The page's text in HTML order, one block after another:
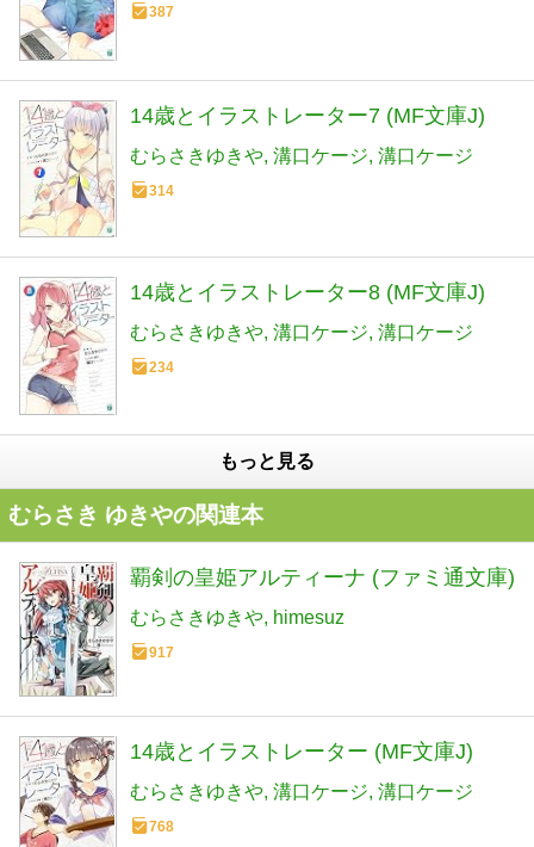
387
14歳とイラストレーター7 (MF文庫J)
むらさきゆきや 溝口ケージ 溝口ケージ
314
14歳とイラストレーター8 (MF文庫J)
むらさきゆきや 溝口ケージ 溝口ケージ
234
もっと見る
むらさき ゆきやの関連本
覇剣の皇姫アルティーナ (ファミ通文庫)
むらさきゆきや himesuz
917
14歳とイラストレーター (MF文庫J)
むらさきゆきや 溝口ケージ 溝口ケージ
768